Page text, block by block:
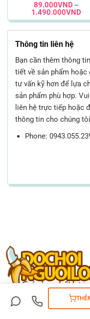
Được xếp
hạng4.84
5 sao
89.000VND –
1.490.000VND
từ
Thông tin liên hệ
Bạn cần thêm thông
tiết về sản phẩm hoặc
tư vấn kỹ hơn để lựa
sản phẩm phù hợp.
liên hệ trực tiếp hoặc
thông tin cho chúng
Phone:
Với chất lượng và trải